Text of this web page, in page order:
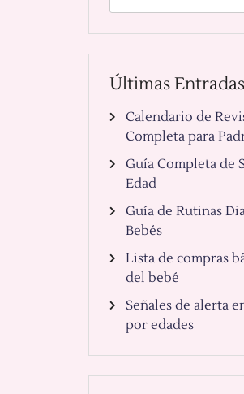
Últimas Entradas
Calendario de
Completa para
Guía Completa de
Edad
Guía de Rutinas
Bebés
Lista de compras
del bebé
Señales de alerta
por edades